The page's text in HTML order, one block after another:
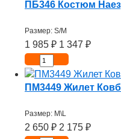
ПБ346 Костюм
Размер: S/M
1 985 ₽ 1 347 ₽
ПМ3449 Жилет
Размер: M\L
2 650 ₽ 2 175 ₽